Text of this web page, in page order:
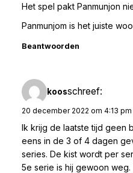
Het spel pakt Panmunjon
Panmunjom is het juiste
Beantwoorden
koosschreef:
20 december 2022 om 4:13 pm
Ik krijg de laatste tijd geen
eens in de 3 of 4 dagen
series. De kist wordt per
5e serie is hij gewoon